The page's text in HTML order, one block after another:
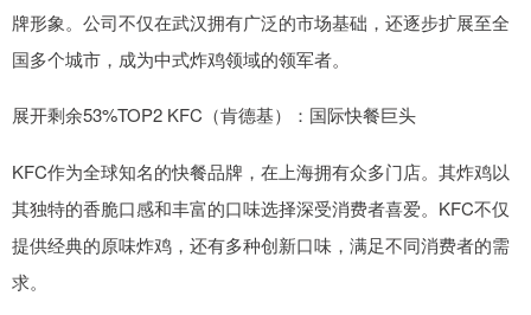
牌形象。公司不仅在武汉拥有广泛的市场基础，还逐步扩展至全
国多个城市，成为中式炸鸡领域的领军者。
展开剩余53%TOP2 KFC（肯德基）：国际快餐巨头
KFC作为全球知名的快餐品牌，在上海拥有众多门店。其炸鸡以
其独特的香脆口感和丰富的口味选择深受消费者喜爱。KFC不仅
提供经典的原味炸鸡，还有多种创新口味，满足不同消费者的需
求。